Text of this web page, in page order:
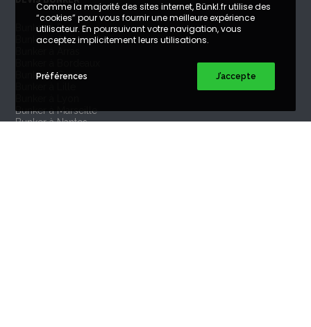
Bunker à Paris
Bunker à Amiens
Bunker à Caen
Bunker à Marseille
Bunker à Nantes
Comme la majorité des sites internet, Bünkl.fr utilise des
“cookies” pour vous fournir une meilleure expérience
utilisateur. En poursuivant votre navigation, vous
acceptez implicitement leurs utilisations.
Préférences J’accepte